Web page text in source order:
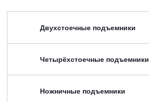
Двухстоечные подъемники
Четырёхстоечные подъемники
Ножничные подъемники